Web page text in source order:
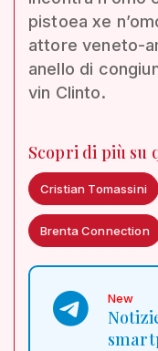
pistoea xe
attore veneto-
anello di
vin Clinto.
Scopri di più su
Cristian Tomassini
Brenta Connection
New